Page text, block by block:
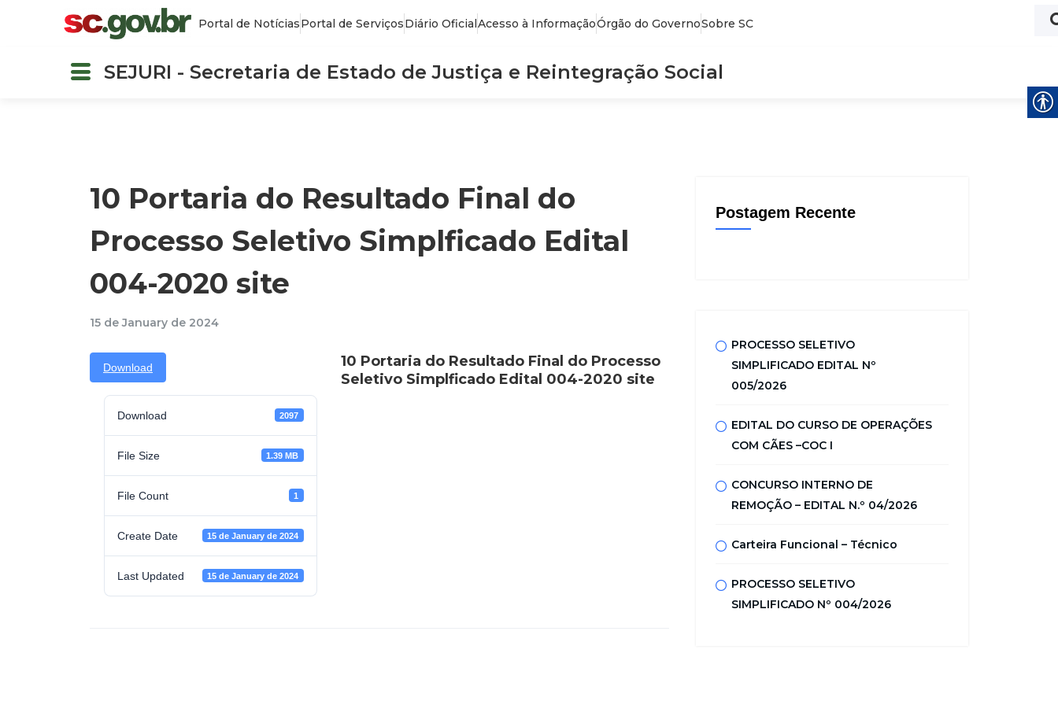
Portal de NotíciasPortal de ServiçosDiário OficialAcesso à InformaçãoÓrgão do GovernoSobre SC
SEJURI - Secretaria de Estado de Justiça e Reintegração Social
10 Portaria do Resultado Final do
Processo Seletivo Simplficado Edital
004-2020 site
15 de January de 2024
Download
Download 2097
File Size 1.39 MB
File Count 1
Create Date 15 de January de 2024
Last Updated 15 de January de 2024
10 Portaria do Resultado Final do Processo
Seletivo Simplficado Edital 004-2020 site
Postagem Recente
PROCESSO SELETIVO
SIMPLIFICADO EDITAL Nº
005/2026
EDITAL DO CURSO DE OPERAÇÕES
COM CÃES –COC I
CONCURSO INTERNO DE
REMOÇÃO – EDITAL N.º 04/2026
Carteira Funcional – Técnico
PROCESSO SELETIVO
SIMPLIFICADO Nº 004/2026